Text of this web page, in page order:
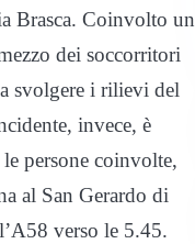
Brasca. Coinvolto un
dei soccorritori
svolgere i rilievi del
invece, è
persone coinvolte,
al San Gerardo di
verso le 5.45.